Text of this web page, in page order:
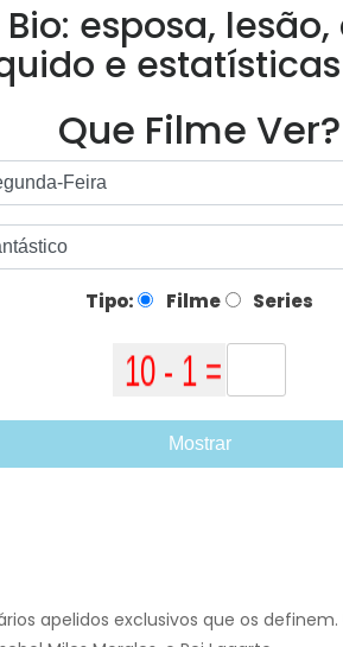
esposa,
e estatísticas
Que Filme Ver?
Tipo: Filme Series
Mostrar
apelidos exclusivos que os